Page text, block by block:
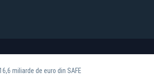
miliarde de euro din SAFE